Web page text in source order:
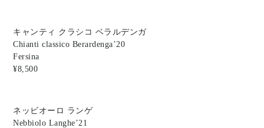
キャンティ クラシコ ベラルデンガ
Chianti classico Berardenga’20
Fersina
¥8,500
ネッビオーロ ランゲ
Nebbiolo Langhe’21